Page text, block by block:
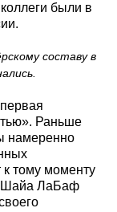
были в
составу в
Раньше
намеренно
тому моменту
Шайа ЛаБаф